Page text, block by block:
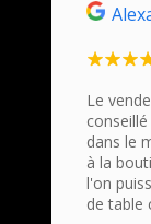
Le
dans le
à la
l'on
de table